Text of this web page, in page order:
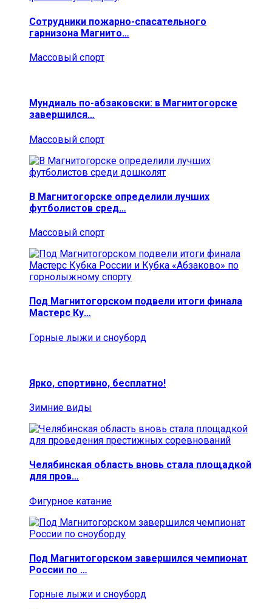
Сотрудники пожарно-спасательного
гарнизона Магнито…
Массовый спорт
Мундиаль по-абзаковски: в Магнитогорске
завершился…
Массовый спорт
В Магнитогорске определили лучших
футболистов сред…
Массовый спорт
Под Магнитогорском подвели итоги финала
Мастерс Ку…
Горные лыжи и сноуборд
Ярко, спортивно, бесплатно!
Зимние виды
Челябинская область вновь стала площадкой
для пров…
Фигурное катание
Под Магнитогорском завершился чемпионат
России по …
Горные лыжи и сноуборд